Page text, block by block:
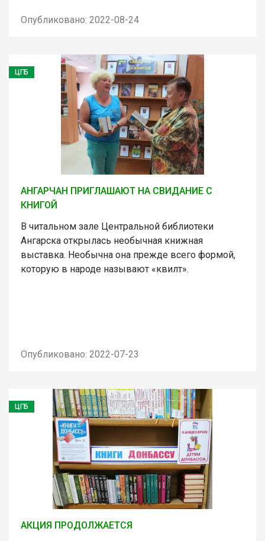
Опубликовано: 2022-08-24
ЦГБ
АНГАРЧАН ПРИГЛАШАЮТ НА СВИДАНИЕ С
КНИГОЙ
В читальном зале Центральной библиотеки
Ангарска открылась необычная книжная
выставка. Необычна она прежде всего формой,
которую в народе называют «квилт».
Опубликовано: 2022-07-23
ЦГБ
АКЦИЯ ПРОДОЛЖАЕТСЯ